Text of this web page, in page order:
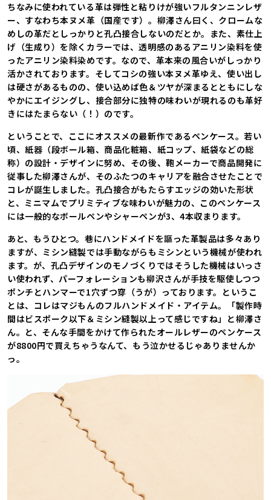
ちなみに使われている革は弾性と粘りけが強いフルタンニンレザ
ー、すなわち本ヌメ革（国産です）。柳澤さん曰く、クロームな
めしの革だとしっかりと孔凸接合しないのだとか。また、素仕上
げ（生成り）を除くカラーでは、透明感のあるアニリン染料を使
ったアニリン染料染めです。なので、革本来の風合いがしっかり
活かされております。そしてコシの強い本ヌメ革ゆえ、使い出し
は硬さがあるものの、使い込めば色＆ツヤが深まるとともにしな
やかにエイジングし、接合部分に独特の味わいが現れるのも革好
きにはたまらない（！）のです。
ということで、ここにオススメの最新作であるペンケース。若い
頃、紙器（段ボール箱、商品化粧箱、紙コップ、紙袋などの総
称）の設計・デザインに努め、その後、鞄メーカーで商品開発に
従事した柳澤さんが、そのふたつのキャリアを融合させたことで
コレが誕生しました。孔凸接合がもたらすエッジの効いた形状
と、ミニマムでプリミティブな味わいが魅力の、このペンケース
には一般的なボールペンやシャーペンが3、4本収まります。
あと、もうひとつ。巷にハンドメイドを謳った革製品は多々あり
ますが、ミシン縫製では手動ながらもミシンという機械が使われ
ます。が、孔凸デザインのモノづくりではそうした機械はいっさ
い使われず、パーフォレーションも柳沢さんが手技を駆使しつつ
ポンチとハンマーで1穴ずつ穿（うが）っております。というこ
とは、コレはマジもんのフルハンドメイド・アイテム。「製作時
間はビスポーク以下＆ミシン縫製以上って感じですね」と柳澤さ
ん。と、そんな手間をかけて作られたオールレザーのペンケース
が8800円で買えちゃうなんて、もう泣かせるじゃありませんか
っ。